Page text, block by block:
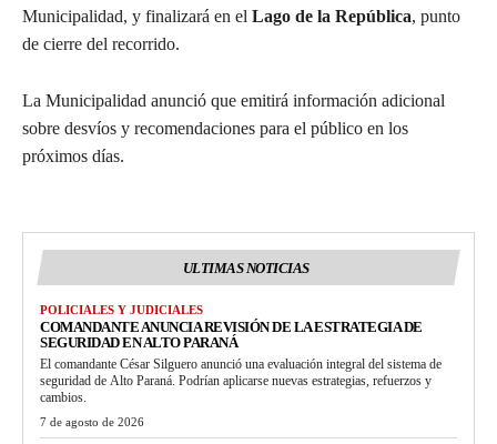
Municipalidad, y finalizará en el Lago de la República, punto
de cierre del recorrido.
La Municipalidad anunció que emitirá información adicional
sobre desvíos y recomendaciones para el público en los
próximos días.
ULTIMAS NOTICIAS
POLICIALES Y JUDICIALES
COMANDANTE ANUNCIA REVISIÓN DE LA ESTRATEGIA DE
SEGURIDAD EN ALTO PARANÁ
El comandante César Silguero anunció una evaluación integral del sistema de
seguridad de Alto Paraná. Podrían aplicarse nuevas estrategias, refuerzos y
cambios.
7 de agosto de 2026